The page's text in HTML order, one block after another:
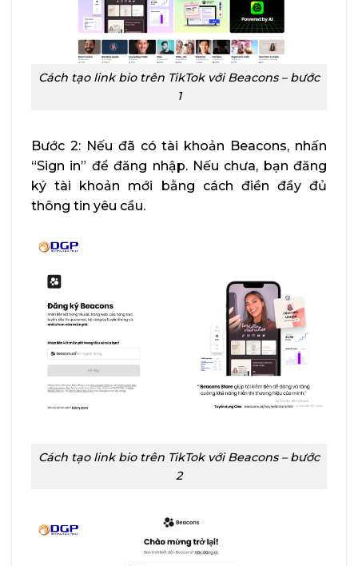
Cách tạo link bio trên TikTok với Beacons – bước
1
Bước 2: Nếu đã có tài khoản Beacons, nhấn
“Sign in” để đăng nhập. Nếu chưa, bạn đăng
ký tài khoản mới bằng cách điền đầy đủ
thông tin yêu cầu.
Cách tạo link bio trên TikTok với Beacons – bước
2